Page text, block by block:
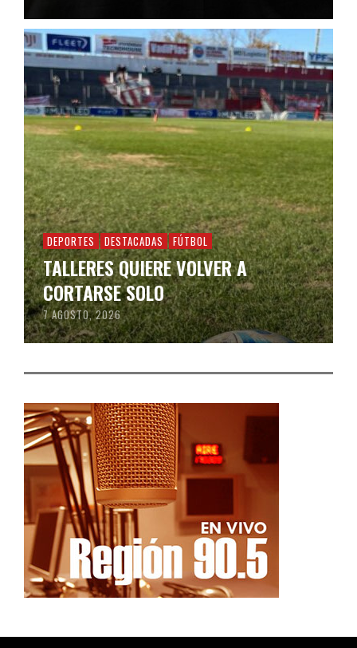
DEPORTES DESTACADAS FÚTBOL
TALLERES QUIERE VOLVER A
CORTARSE SOLO
7 AGOSTO, 2026